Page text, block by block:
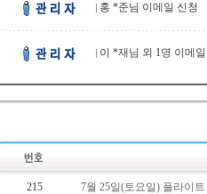
홍 *준님 이메일 신
이 *재님 외 1명 이메
215 7월 25일(토요일) 플라이